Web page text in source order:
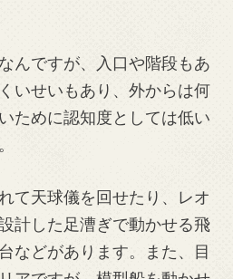
んですが、入口や階段もあ
いせいもあり、外からは何
ために認知度としては低い
て天球儀を回せたり、レオ
計した足漕ぎで動かせる飛
などがあります。また、目